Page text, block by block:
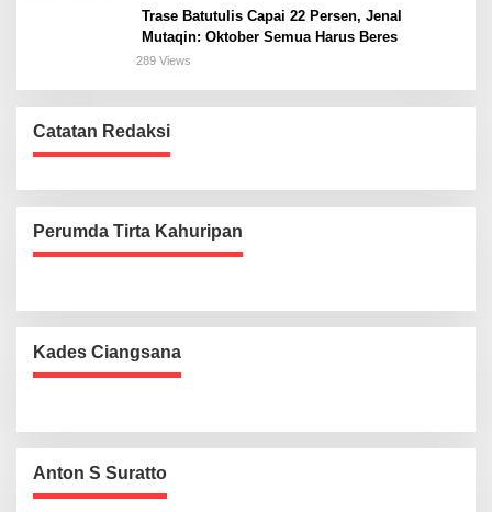
Trase Batutulis Capai 22 Persen, Jenal
Mutaqin: Oktober Semua Harus Beres
289 Views
Catatan Redaksi
Perumda Tirta Kahuripan
Kades Ciangsana
Anton S Suratto